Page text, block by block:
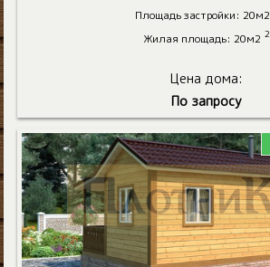
Площадь застройки: 20м2
Жилая площадь: 20м2 2
Цена дома:
По запросу